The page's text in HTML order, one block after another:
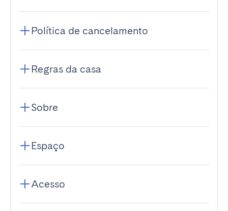
Política de cancelamento
Regras da casa
Sobre
Espaço
Acesso